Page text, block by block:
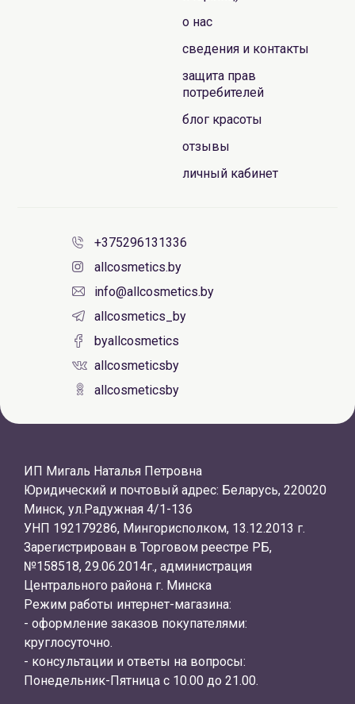
о нас
сведения и контакты
защита прав
потребителей
блог красоты
отзывы
личный кабинет
+375296131336
allcosmetics.by
info@allcosmetics.by
allcosmetics_by
byallcosmetics
allcosmeticsby
allcosmeticsby
ИП Мигаль Наталья Петровна
Юридический и почтовый адрес: Беларусь, 220020
Минск, ул.Радужная 4/1-136
УНП 192179286, Мингорисполком, 13.12.2013 г.
Зарегистрирован в Торговом реестре РБ,
№158518, 29.06.2014г., администрация
Центрального района г. Минска
Режим работы интернет-магазина:
- оформление заказов покупателями:
круглосуточно.
- консультации и ответы на вопросы:
Понедельник-Пятница с 10.00 до 21.00.